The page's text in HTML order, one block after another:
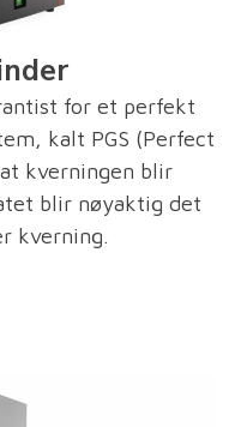
for et perfekt
kalt PGS (Perfect
kverningen blir
blir nøyaktig det
kverning.